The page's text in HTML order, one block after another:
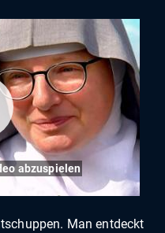
abzuspielen
Man entdeckt